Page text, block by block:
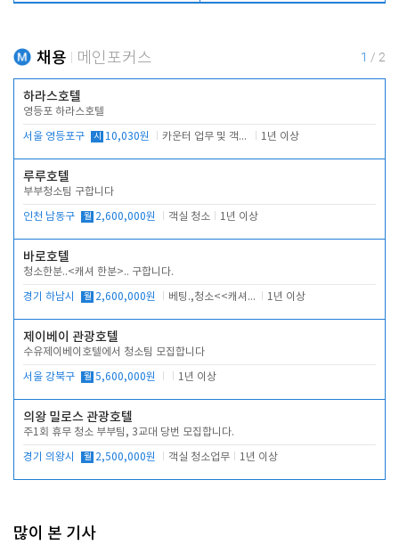
채용 메인포커스 1 / 2
하라스호텔
영등포 하라스호텔
서울 영등포구 시 10,030원 카운터 업무 및 객실관리(청소상태 확인, 객실판매) 1년 이상
루루호텔
부부청소팀 구합니다
인천 남동구 월 2,600,000원 객실 청소 1년 이상
바로호텔
청소한분..<캐셔 한분>.. 구합니다.
경기 하남시 월 2,600,000원 베팅.,청소<<캐셔 모셔봅니다. 1년 이상
제이베이 관광호텔
수유제이베이호텔에서 청소팀 모집합니다
서울 강북구 월 5,600,000원 1년 이상
의왕 밀로스 관광호텔
주1회 휴무 청소 부부팀, 3교대 당번 모집합니다.
경기 의왕시 월 2,500,000원 객실 청소업무 1년 이상
많이 본 기사